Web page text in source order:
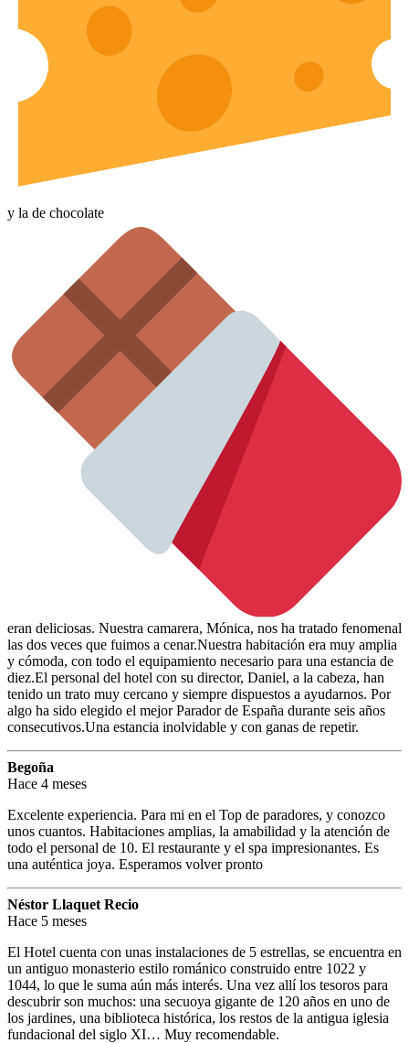
y la de chocolate
eran deliciosas. Nuestra camarera, Mónica, nos ha tratado fenomenal
las dos veces que fuimos a cenar.Nuestra habitación era muy amplia
y cómoda, con todo el equipamiento necesario para una estancia de
diez.El personal del hotel con su director, Daniel, a la cabeza, han
tenido un trato muy cercano y siempre dispuestos a ayudarnos. Por
algo ha sido elegido el mejor Parador de España durante seis años
consecutivos.Una estancia inolvidable y con ganas de repetir.
Begoña
Hace 4 meses
Excelente experiencia. Para mi en el Top de paradores, y conozco
unos cuantos. Habitaciones amplias, la amabilidad y la atención de
todo el personal de 10. El restaurante y el spa impresionantes. Es
una auténtica joya. Esperamos volver pronto
Néstor Llaquet Recio
Hace 5 meses
El Hotel cuenta con unas instalaciones de 5 estrellas, se encuentra en
un antiguo monasterio estilo románico construido entre 1022 y
1044, lo que le suma aún más interés. Una vez allí los tesoros para
descubrir son muchos: una secuoya gigante de 120 años en uno de
los jardines, una biblioteca histórica, los restos de la antigua iglesia
fundacional del siglo XI… Muy recomendable.